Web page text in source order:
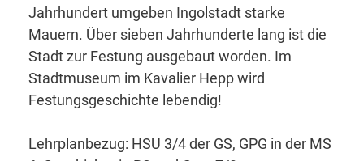
Jahrhundert umgeben Ingolstadt starke
Mauern. Über sieben Jahrhunderte lang ist die
Stadt zur Festung ausgebaut worden. Im
Stadtmuseum im Kavalier Hepp wird
Festungsgeschichte lebendig!
Lehrplanbezug: HSU 3/4 der GS, GPG in der MS